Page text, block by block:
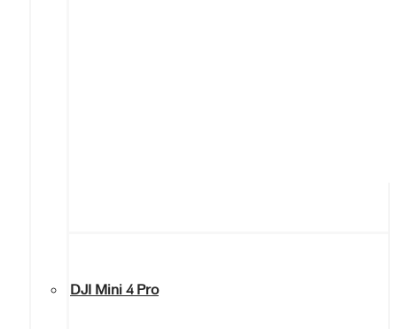
DJI Mini 4 Pro